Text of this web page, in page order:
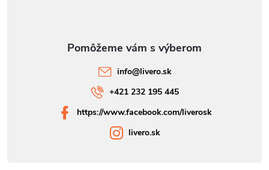
info@livero.sk
+421 232 195 445
https://www.facebook.com/liverosk
livero.sk